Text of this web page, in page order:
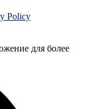
Policy
для более